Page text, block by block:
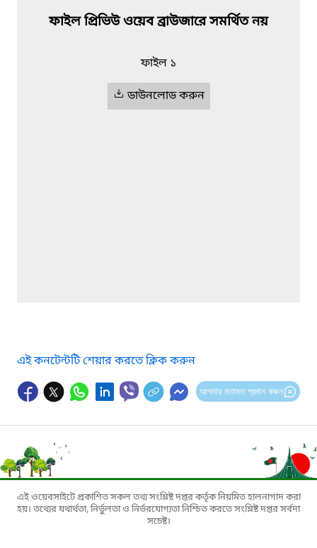
ফাইল প্রিভিউ ওয়েব ব্রাউজারে সমর্থিত নয়
ফাইল ১
ডাউনলোড করুন
এই কনটেন্টটি শেয়ার করতে ক্লিক করুন
আপনার মতামত প্রদান করুন
এই ওয়েবসাইটে প্রকাশিত সকল তথ্য সংশ্লিষ্ট দপ্তর কর্তৃক নিয়মিত হালনাগাদ করা
হয়। তথ্যের যথার্থতা, নির্ভুলতা ও নির্ভরযোগ্যতা নিশ্চিত করতে সংশ্লিষ্ট দপ্তর সর্বদা
সচেষ্ট।